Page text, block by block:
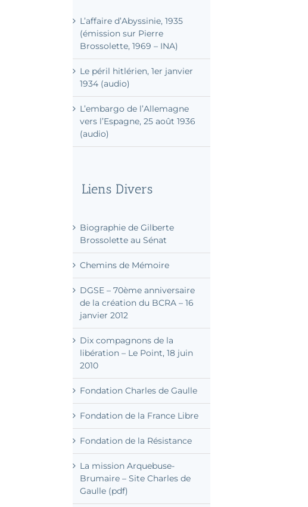
PTT
(émission sur Pierre
Brossolette, 1969 – INA)
Le péril hitlérien, 1er janvier
1934 (audio)
Liens Divers
Biographie de Gilberte
Brossolette au Sénat
Chemins de Mémoire
DGSE – 70ème anniversaire
de la création du BCRA – 16
janvier 2012
Dix compagnons de la
libération – Le Point, 18 juin
2010
Fondation Charles de Gaulle
Fondation de la France Libre
Fondation de la Résistance
La mission Arquebuse-